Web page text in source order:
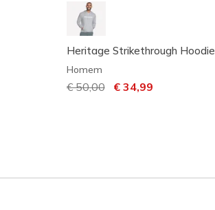
Heritage Strikethrough Hoodie
Homem
Preço com desconto de
€ 50,00para
€ 34,99